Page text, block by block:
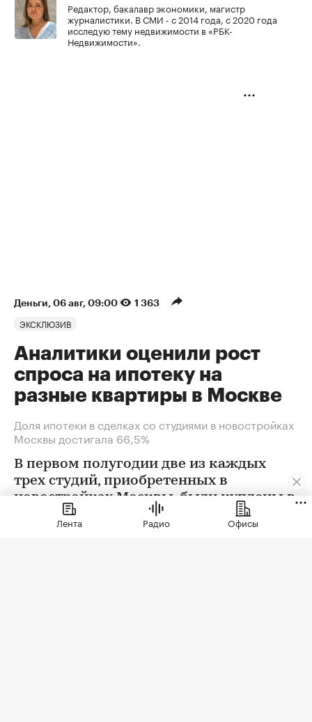
Редактор, бакалавр экономики, магистр
журналистики. В СМИ - с 2014 года, с 2020 года
исследую тему недвижимости в «РБК-
Недвижимости».
Деньги⁠, 06 авг, 09:00 1 363
ЭКСКЛЮЗИВ
Аналитики оценили рост
спроса на ипотеку на
разные квартиры в Москве
Доля ипотеки в сделках со студиями в новостройках
Москвы достигала 66,5%
В первом полугодии две из каждых
трех студий, приобретенных в
новостройках Москвы, были куплены в
ипотеку. В сегменте трешек ипотечных
сделок менее половины, а среди
Лента Радио Офисы